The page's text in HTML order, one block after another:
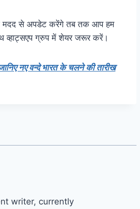
के मदद से अपडेट करेंगे तब तक आप हम
व्हाट्सएप ग्रुप में शेयर जरूर करें।
नए वन्दे भारत के चलने की तारीख
writer, currently